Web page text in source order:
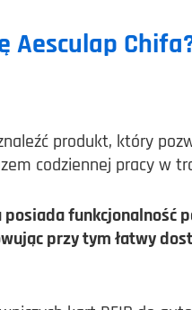
Aesculap
produkt, który
codziennej pracy w
funkcjonalność
przy tym łatwy